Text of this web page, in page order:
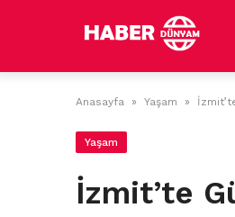
Anasayfa » Yaşam »
Yaşam
İzmit’te